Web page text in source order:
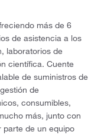
más de 6
de asistencia a los
laboratorios de
científica. Cuente
de suministros de
de
consumibles,
más, junto con
parte de un equipo